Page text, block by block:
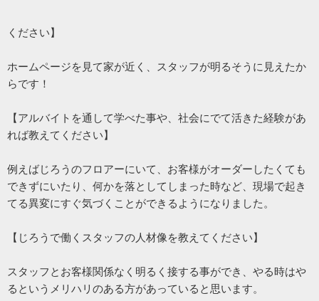
ください】
ホームページを見て家が近く、スタッフが明るそうに見えたか
らです！
【アルバイトを通して学べた事や、社会にでて活きた経験があ
れば教えてください】
例えばじろうのフロアーにいて、お客様がオーダーしたくても
できずにいたり、何かを落としてしまった時など、現場で起き
てる異変にすぐ気づくことができるようになりました。
【じろうで働くスタッフの人材像を教えてください】
スタッフとお客様関係なく明るく接する事ができ、やる時はや
るというメリハリのある方があっていると思います。